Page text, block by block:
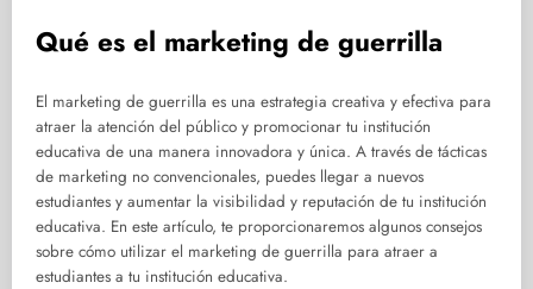
Qué es el marketing de guerrilla
El marketing de guerrilla es una estrategia creativa y efectiva para
atraer la atención del público y promocionar tu institución
educativa de una manera innovadora y única. A través de tácticas
de marketing no convencionales, puedes llegar a nuevos
estudiantes y aumentar la visibilidad y reputación de tu institución
educativa. En este artículo, te proporcionaremos algunos consejos
sobre cómo utilizar el marketing de guerrilla para atraer a
estudiantes a tu institución educativa.